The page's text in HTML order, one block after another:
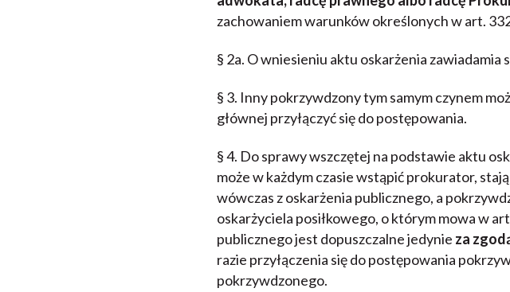
zachowaniem warunków określonych w art.
§ 2a. O wniesieniu aktu oskarżenia
§ 3. Inny pokrzywdzony tym samym czynem
głównej przyłączyć się do postępowania.
§ 4. Do sprawy wszczętej na podstawie aktu
może w każdym czasie wstąpić prokurator,
wówczas z oskarżenia publicznego, a
oskarżyciela posiłkowego, o którym mowa w
publicznego jest dopuszczalne jedynie za
razie przyłączenia się do postępowania
pokrzywdzonego.